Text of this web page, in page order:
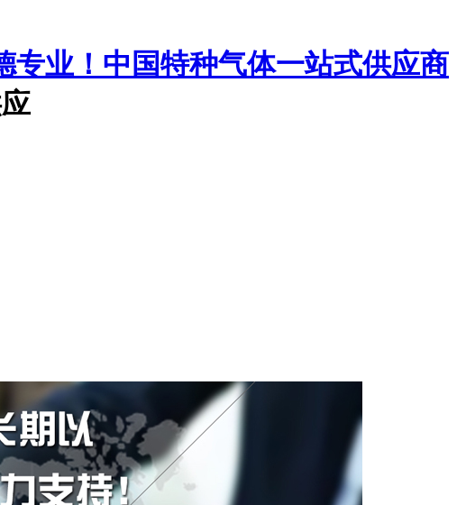
中国特种气体一站式供应商